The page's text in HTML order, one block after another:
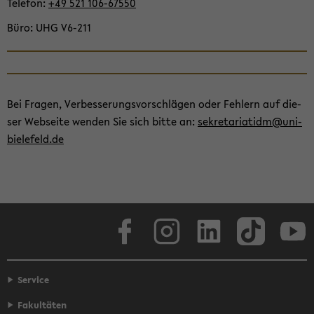
Büro UHG V6-​211
Bei Fra­gen, Ver­bes­se­rungs­vor­schlä­gen oder Feh­lern auf die­
ser Web­sei­te wen­den Sie sich bitte an: se­kre­ta­ria­tidm@uni-​
bielefeld.de
Face­book
Service
Fakultäten